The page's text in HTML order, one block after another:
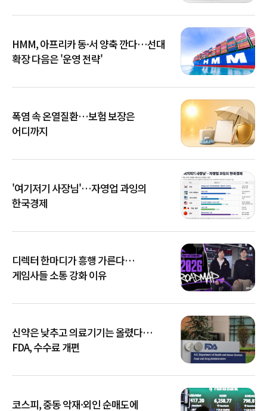
HMM, 아프리카 동·서 양축 깐다…선대
확장 다음은 '운영 전략'
폭염 속 온열질환…보험 보장은
어디까지
'여기저기 사장님'…자영업 과잉의
한국경제
디렉터 한마디가 흥행 가른다…
게임사들 소통 강화 이유
신약은 낮추고 의료기기는 올렸다…
FDA, 수수료 개편
코스피, 중동 악재·외인 순매도에